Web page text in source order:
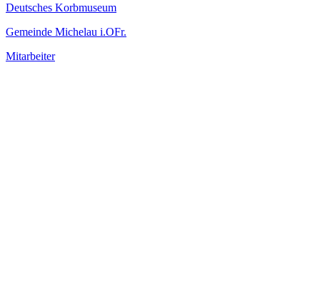
Deutsches Korbmuseum
Gemeinde Michelau i.OFr.
Mitarbeiter